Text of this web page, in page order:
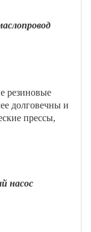
резиновые
долговечны и
прессы,
насос